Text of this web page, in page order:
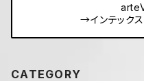
→インテック
CATEGORY